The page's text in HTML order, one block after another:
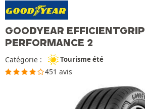
GOODYEAR EFFICIENTGRIP
PERFORMANCE 2
Catégorie : Tourisme été
451 avis